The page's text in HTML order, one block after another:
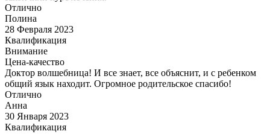
Отлично
Полина
28 Февраля 2023
Квалификация
Внимание
Цена-качество
Доктор волшебница! И все знает, все объяснит, и с ребенком
общий язык находит. Огромное родительское спасибо!
Отлично
Анна
30 Января 2023
Квалификация